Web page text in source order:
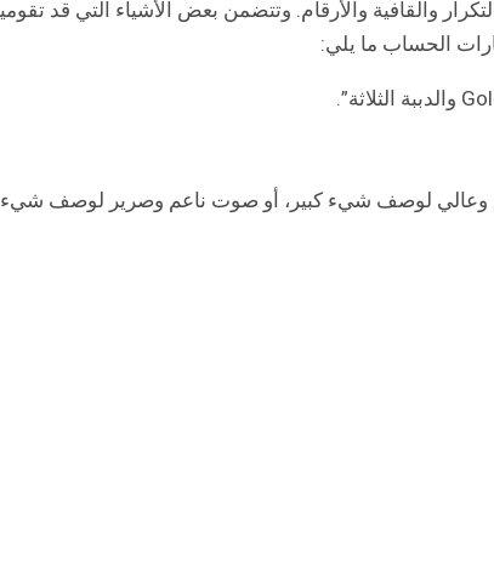
والقافية والأرقام. وتتضمن بعض الأشياء التي قد
الحساب ما يلي:
وعالي لوصف شيء كبير، أو صوت ناعم وصرير لوصف شيء